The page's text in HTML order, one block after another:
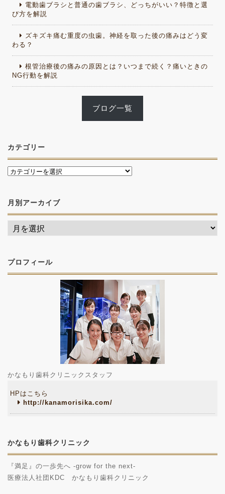
電動歯ブラシと普通の歯ブラシ、どっちがいい？特徴と選
び方を解説
ズキズキ痛む重度の虫歯。神経を取った後の痛みはどう変
わる？
根管治療後の痛みの原因とは？いつまで続く？痛いときの
NG行動を解説
ブログ一覧
カテゴリー
月別アーカイブ
プロフィール
かなもり歯科クリニックスタッフ
HPはこちら
http://kanamorisika.com/
かなもり歯科クリニック
『満足』の一歩先へ -grow for the next-
医療法人社団KDC かなもり歯科クリニック